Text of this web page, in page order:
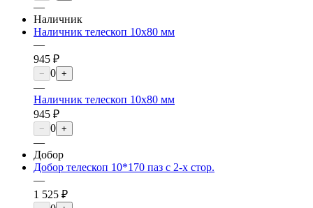
—
Наличник
Наличник телескоп 10х80 мм
—
945 ₽
− 0 +
—
Наличник телескоп 10х80 мм
945 ₽
− 0 +
—
Добор
Добор телескоп 10*170 паз с 2-х стор.
—
1 525 ₽